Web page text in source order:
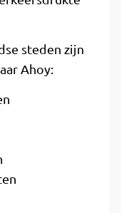
steden zijn
Ahoy: